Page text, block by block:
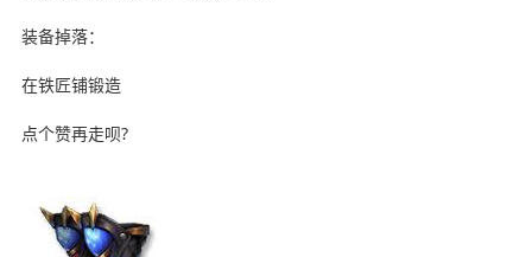
装备掉落：
在铁匠铺锻造
点个赞再走呗?